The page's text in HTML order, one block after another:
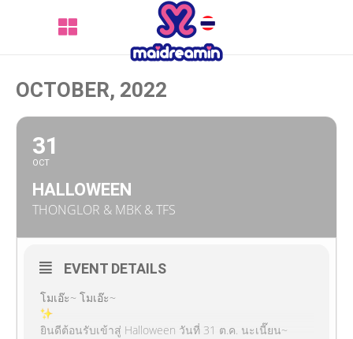
OCTOBER, 2022
31
OCT
HALLOWEEN
THONGLOR & MBK & TFS
EVENT DETAILS
โมเอ๊ะ~ โมเอ๊ะ~
ยินดีต้อนรับเข้าสู่ Halloween วันที่ 31 ต.ค. นะเนี๊ยน~